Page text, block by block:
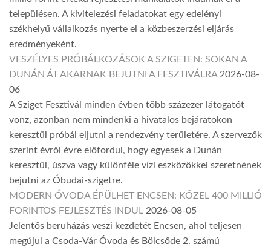
településen. A kivitelezési feladatokat egy edelényi
székhelyű vállalkozás nyerte el a közbeszerzési eljárás
eredményeként.
VESZÉLYES PRÓBÁLKOZÁSOK A SZIGETEN: SOKAN A
DUNÁN ÁT AKARNAK BEJUTNI A FESZTIVÁLRA 2026-08-
06
A Sziget Fesztivál minden évben több százezer látogatót
vonz, azonban nem mindenki a hivatalos bejáratokon
keresztül próbál eljutni a rendezvény területére. A szervezők
szerint évről évre előfordul, hogy egyesek a Dunán
keresztül, úszva vagy különféle vízi eszközökkel szeretnének
bejutni az Óbudai-szigetre.
MODERN ÓVODA ÉPÜLHET ENCSEN: KÖZEL 400 MILLIÓ
FORINTOS FEJLESZTÉS INDUL 2026-08-05
Jelentős beruházás veszi kezdetét Encsen, ahol teljesen
megújul a Csoda-Vár Óvoda és Bölcsőde 2. számú